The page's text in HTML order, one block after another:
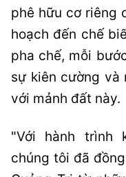
phê hữu cơ riêng
hoạch đến chế
pha chế, mỗi
sự kiên cường và
với mảnh đất này.
"Với hành trình
chúng tôi đã